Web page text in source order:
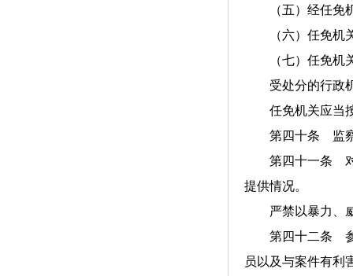
（五）经任免机
（六）任免机关
（七）任免机关
受处分的行政机
任免机关应当按
第四十条 监察机
第四十一条 对
提供情况。
严禁以暴力、威
第四十二条 参与
员以及与案件有利